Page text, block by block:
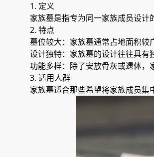
1. 定义
家族墓是指专为同一家族成员设计
2. 特点
墓位较大：家族墓通常占地面积较
设计独特：家族墓的设计往往具有
功能多样：除了安放骨灰或遗体，
3. 适用人群
家族墓适合那些希望将家族成员集